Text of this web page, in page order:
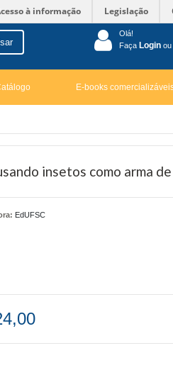
à informação Legislação
Olá!
Faça Login ou
E-books
insetos como arma
EdUFSC